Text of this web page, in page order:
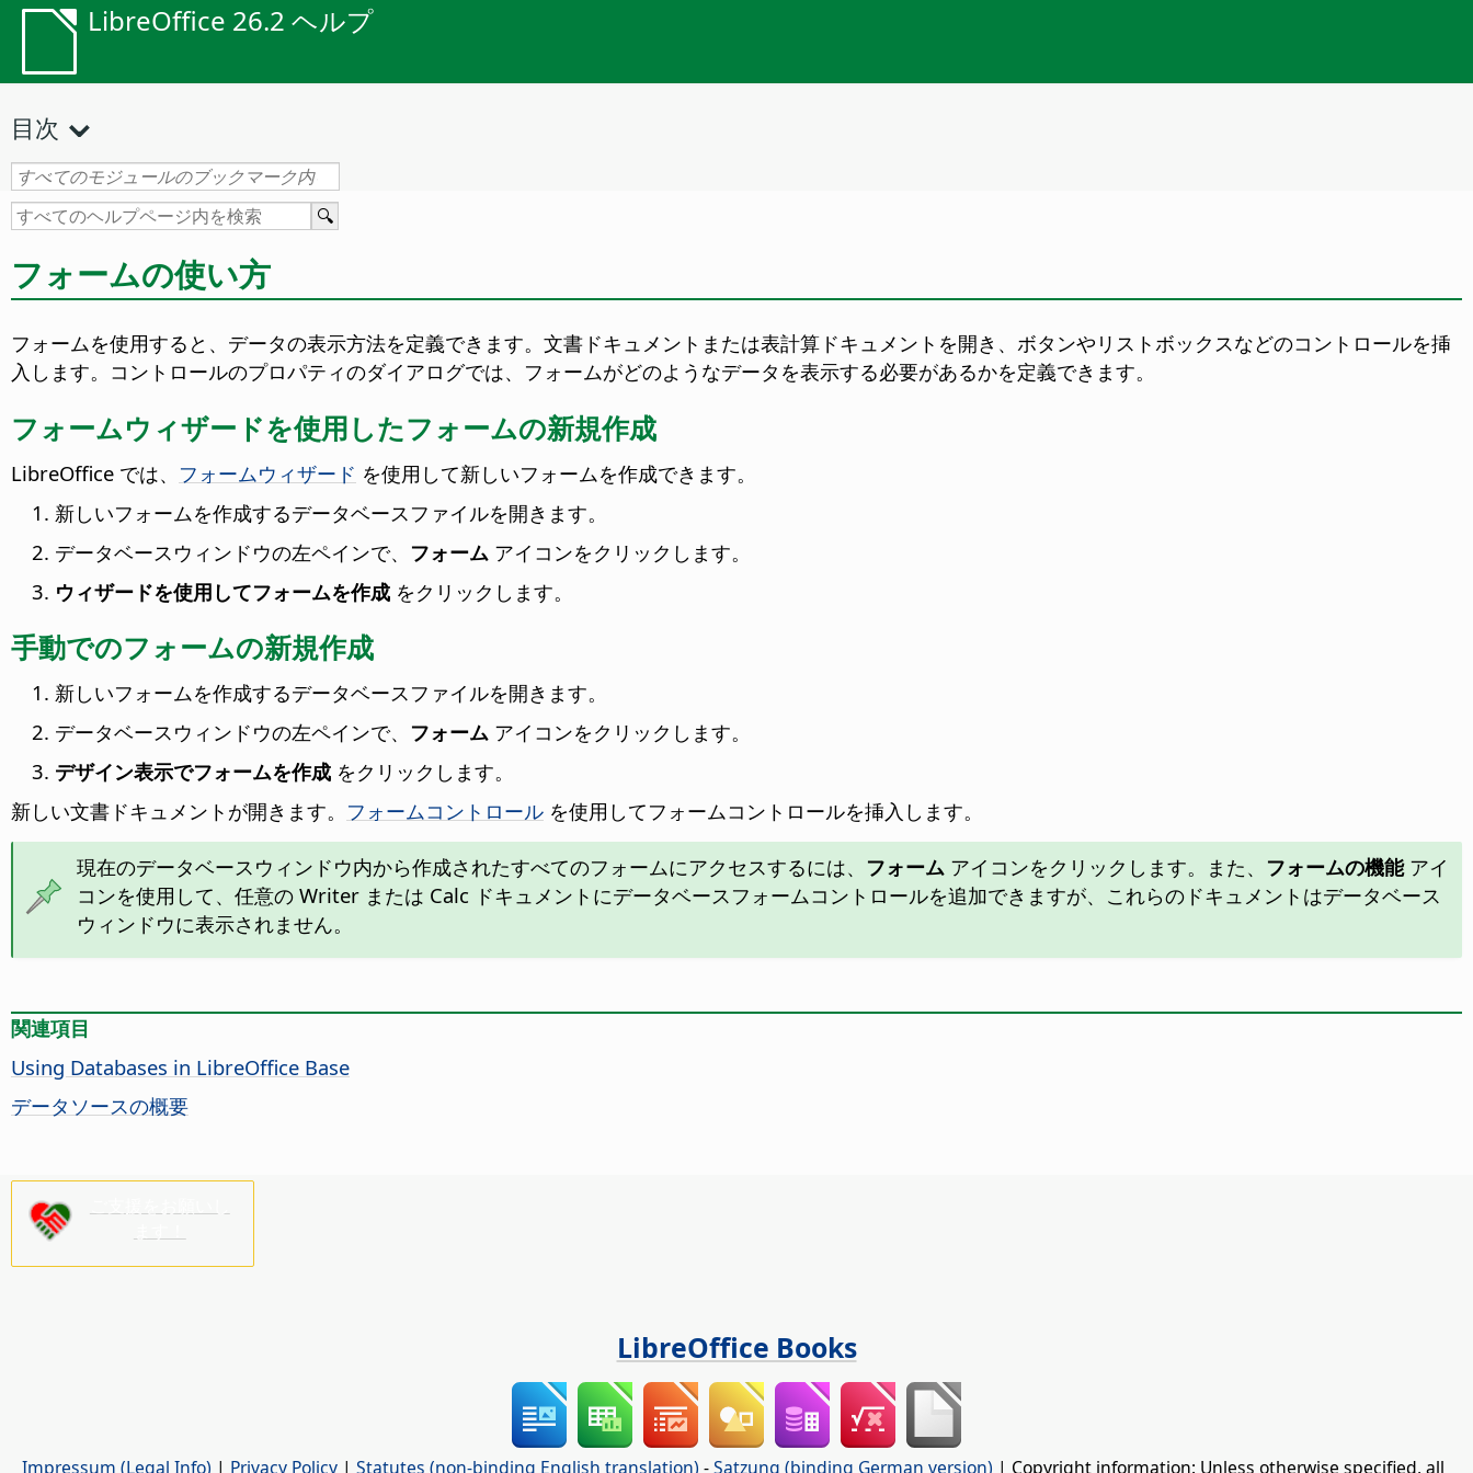
LibreOffice 26.2 ヘルプ
目次
フォームの使い方
フォームを使用すると、データの表示方法を定義できます。文書ドキュメントまたは表計算ドキュメントを開き、ボタンやリストボックスなどのコントロールを挿
入します。コントロールのプロパティのダイアログでは、フォームがどのようなデータを表示する必要があるかを定義できます。
フォームウィザードを使用したフォームの新規作成
LibreOffice では、 フォームウィザード を使用して新しいフォームを作成できます。
新しいフォームを作成するデータベースファイルを開きます。
データベースウィンドウの左ペインで、 フォーム アイコンをクリックします。
ウィザードを使用してフォームを作成 をクリックします。
手動でのフォームの新規作成
新しいフォームを作成するデータベースファイルを開きます。
データベースウィンドウの左ペインで、 フォーム アイコンをクリックします。
デザイン表示でフォームを作成 をクリックします。
新しい文書ドキュメントが開きます。 フォームコントロール を使用してフォームコントロールを挿入します。
現在のデータベースウィンドウ内から作成されたすべてのフォームにアクセスするには、 フォーム アイコンをクリックします。また、 フォームの機能アイ
コンを使用して、任意の Writer または Calc ドキュメントにデータベースフォームコントロールを追加できますが、これらのドキュメントはデータベース
ウィンドウに表示されません。
関連項目
Using Databases in LibreOffice Base
データソースの概要
LibreOffice Books
Impressum (Legal Info) | Privacy Policy | Statutes (non-binding English translation) -Satzung (binding German version) | Copyright information: Unless otherwise specified, all